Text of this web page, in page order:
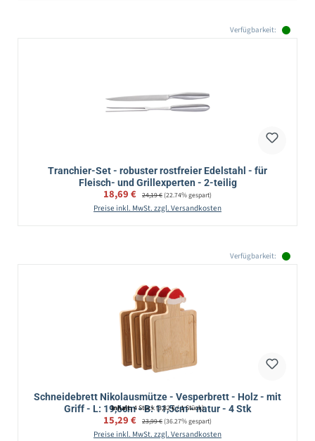
Verfügbarkeit:
Tranchier-Set - robuster rostfreier Edelstahl - für
Fleisch- und Grillexperten - 2-teilig
Verkaufspreis:
18,69 € Regulärer Preis:
24,19 €(22.74% gespart)
Preise inkl. MwSt. zzgl. Versandkosten
Verfügbarkeit:
Schneidebrett Nikolausmütze - Vesperbrett - Holz - mit
Griff - L: 19,6cm - B: 11,5cm - natur - 4 Stk
Inhalt:4 Stück(3,82 € / 1 Stück)
Verkaufspreis:
15,29 € Regulärer Preis:
23,99 €(36.27% gespart)
Preise inkl. MwSt. zzgl. Versandkosten